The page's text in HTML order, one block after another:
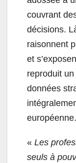
couvrant
décisions.
raisonnent
et
reproduit
données
européenne.
« Les
seuls à